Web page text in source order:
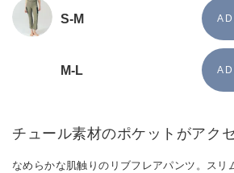
S-M
M-L
チュール素材のポケットがアク
なめらかな肌触りのリブフレアパンツ。スリ